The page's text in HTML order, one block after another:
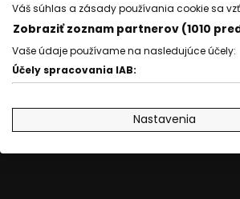
moderovať. A
v roku 2024, vtedy
Uvidíme, či ho
opäť mu dal
Váš súhlas a zásady používania cookie sa
Zobraziť zoznam partnerov (1010
Vaše údaje používame na nasledujúce účely:
Účely spracovania IAB:
Použiť obmedzené údaje na výber
Nastavenia